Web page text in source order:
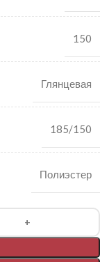
150
Глянцевая
185/150
Полиэстер